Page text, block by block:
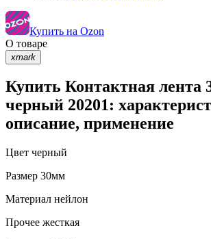
Купить на Ozon
О товаре
xmark
Купить Контактная лента
черный 20201:
описание, применение
Цвет черный
Размер 30мм
Материал нейлон
Прочее жесткая